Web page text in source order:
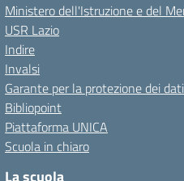
Ministero dell'Istruzione e del
USR Lazio
Indire
Invalsi
Garante per la protezione dei
Bibliopoint
Piattaforma UNICA
Scuola in chiaro
La scuola